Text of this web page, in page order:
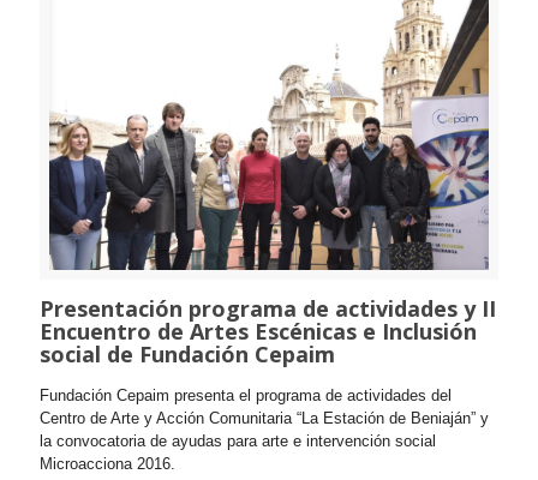
Presentación programa de actividades y II
Encuentro de Artes Escénicas e Inclusión
social de Fundación Cepaim
Fundación Cepaim presenta el programa de actividades del
Centro de Arte y Acción Comunitaria “La Estación de Beniaján” y
la convocatoria de ayudas para arte e intervención social
Microacciona 2016.